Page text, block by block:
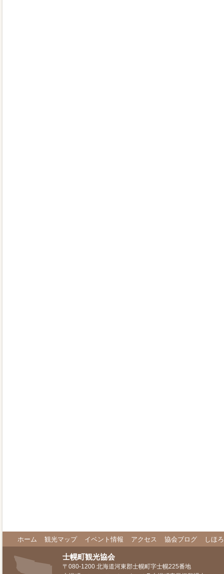
ホーム 観光マップ イベント情報 アクセス 協会ブログ しほ
士幌町観光協会
〒080-1200 北海道河東郡士幌町字士幌225番地